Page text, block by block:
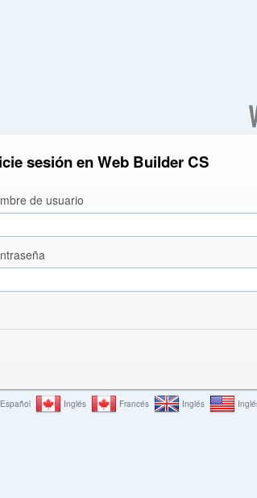
sesión en Web Builder CS
de usuario
Español Inglés Francés Inglés